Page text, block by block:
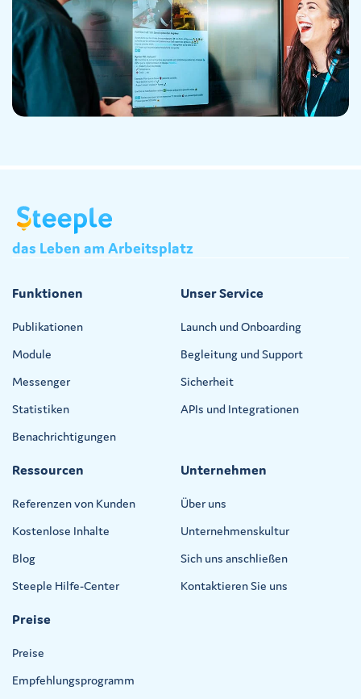
das Leben am Arbeitsplatz
Funktionen
Publikationen
Module
Messenger
Statistiken
Benachrichtigungen
Unser Service
Launch und Onboarding
Begleitung und Support
Sicherheit
APIs und Integrationen
Ressourcen
Referenzen von Kunden
Kostenlose Inhalte
Blog
Steeple Hilfe-Center
Unternehmen
Über uns
Unternehmenskultur
Sich uns anschließen
Kontaktieren Sie uns
Preise
Preise
Empfehlungsprogramm